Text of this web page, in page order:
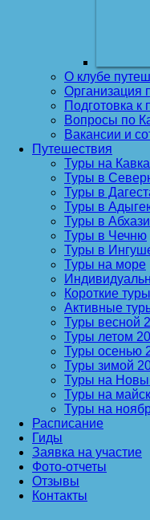
О клубе
Организация
Подготовка к
Вопросы по
Вакансии и
Путешествия
Туры на
Туры в
Туры в
Туры в
Туры в
Туры в Чечню
Туры в
Туры на море
Короткие туры
Активные
Туры весной
Туры летом
Туры осенью
Туры зимой
Туры на
Туры на
Туры на
Расписание
Гиды
Заявка на участие
Фото-отчеты
Отзывы
Контакты